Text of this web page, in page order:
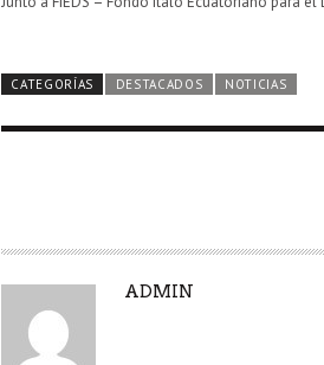
CATEGORÍAS DESTACADOS NOTICIAS
A
ADMIN